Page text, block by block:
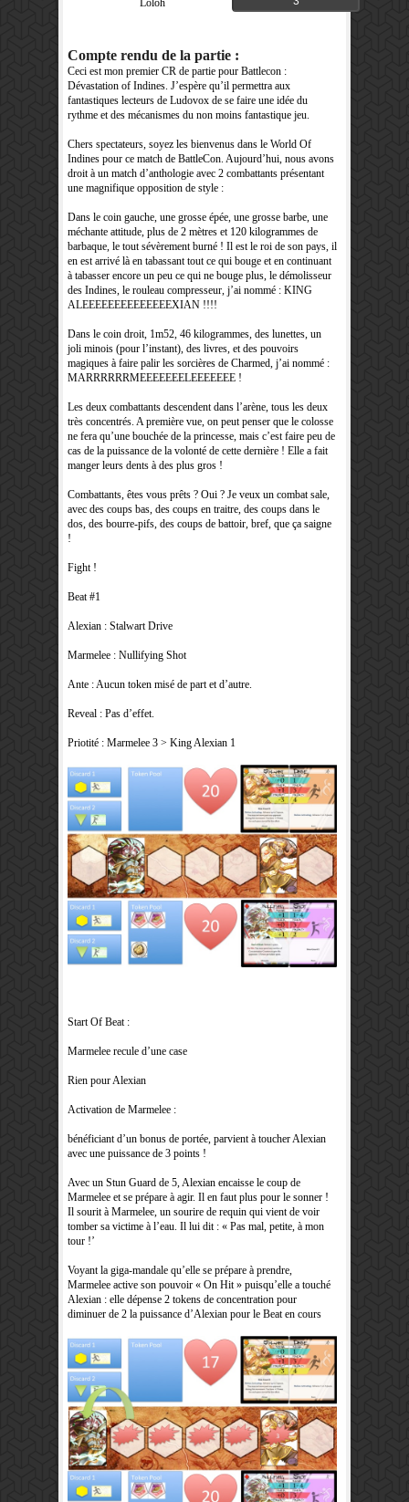
Compte rendu de la partie :
Ceci est mon premier CR de partie pour Battlecon :
Dévastation of Indines. J’espère qu’il permettra aux
fantastiques lecteurs de Ludovox de se faire une idée du
rythme et des mécanismes du non moins fantastique jeu.
Chers spectateurs, soyez les bienvenus dans le World Of
Indines pour ce match de BattleCon. Aujourd’hui, nous avons
droit à un match d’anthologie avec 2 combattants présentant
une magnifique opposition de style :
Dans le coin gauche, une grosse épée, une grosse barbe, une
méchante attitude, plus de 2 mètres et 120 kilogrammes de
barbaque, le tout sévèrement burné ! Il est le roi de son pays, il
en est arrivé là en tabassant tout ce qui bouge et en continuant
à tabasser encore un peu ce qui ne bouge plus, le démolisseur
des Indines, le rouleau compresseur, j’ai nommé : KING
ALEEEEEEEEEEEEEEXIAN !!!!
Dans le coin droit, 1m52, 46 kilogrammes, des lunettes, un
joli minois (pour l’instant), des livres, et des pouvoirs
magiques à faire palir les sorcières de Charmed, j’ai nommé :
MARRRRRRMEEEEEEELEEEEEEE !
Les deux combattants descendent dans l’arène, tous les deux
très concentrés. A première vue, on peut penser que le colosse
ne fera qu’une bouchée de la princesse, mais c’est faire peu de
cas de la puissance de la volonté de cette dernière ! Elle a fait
manger leurs dents à des plus gros !
Combattants, êtes vous prêts ? Oui ? Je veux un combat sale,
avec des coups bas, des coups en traitre, des coups dans le
dos, des bourre-pifs, des coups de battoir, bref, que ça saigne
!
Fight !
Beat #1
Alexian : Stalwart Drive
Marmelee : Nullifying Shot
Ante : Aucun token misé de part et d’autre.
Reveal : Pas d’effet.
Priotité : Marmelee 3 > King Alexian 1
Start Of Beat :
Marmelee recule d’une case
Rien pour Alexian
Activation de Marmelee :
bénéficiant d’un bonus de portée, parvient à toucher Alexian
avec une puissance de 3 points !
Avec un Stun Guard de 5, Alexian encaisse le coup de
Marmelee et se prépare à agir. Il en faut plus pour le sonner !
Il sourit à Marmelee, un sourire de requin qui vient de voir
tomber sa victime à l’eau. Il lui dit : « Pas mal, petite, à mon
tour !’
Voyant la giga-mandale qu’elle se prépare à prendre,
Marmelee active son pouvoir « On Hit » puisqu’elle a touché
Alexian : elle dépense 2 tokens de concentration pour
diminuer de 2 la puissance d’Alexian pour le Beat en cours